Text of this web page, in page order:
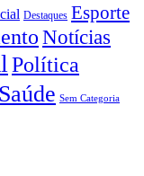
Destaques Esporte
Notícias
Política
Saúde Sem Categoria